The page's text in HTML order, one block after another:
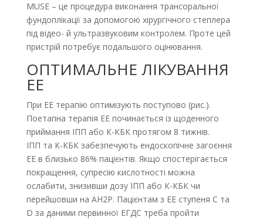
MUSE – це процедура виконання трансоральної
фундоплікації за допомогою хірургічного степлера
під відео- й ультразвуковим контролем. Проте цей
пристрій потребує подальшого оцінювання.
ОПТИМАЛЬНЕ ЛІКУВАННЯ
ЕЕ
При ЕЕ терапію оптимізують поступово (рис.).
Поетапна терапія ЕЕ починається із щоденного
приймання ІПП або К-КБК протягом 8 тижнів.
ІПП та К-КБК забезпечують ендоскопічне загоєння
ЕЕ в близько 86% пацієнтів. Якщо спостерігається
покращення, супресію кислотності можна
ослабити, знизивши дозу ІПП або К-КБК чи
перейшовши на АН2Р. Пацієнтам з ЕЕ ступеня C та
D за даними первинної ЕГДС треба пройти